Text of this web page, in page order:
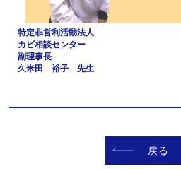
特定非営利活動法人
カビ相談センター
副理事長
久米田 裕子 先生
戻る